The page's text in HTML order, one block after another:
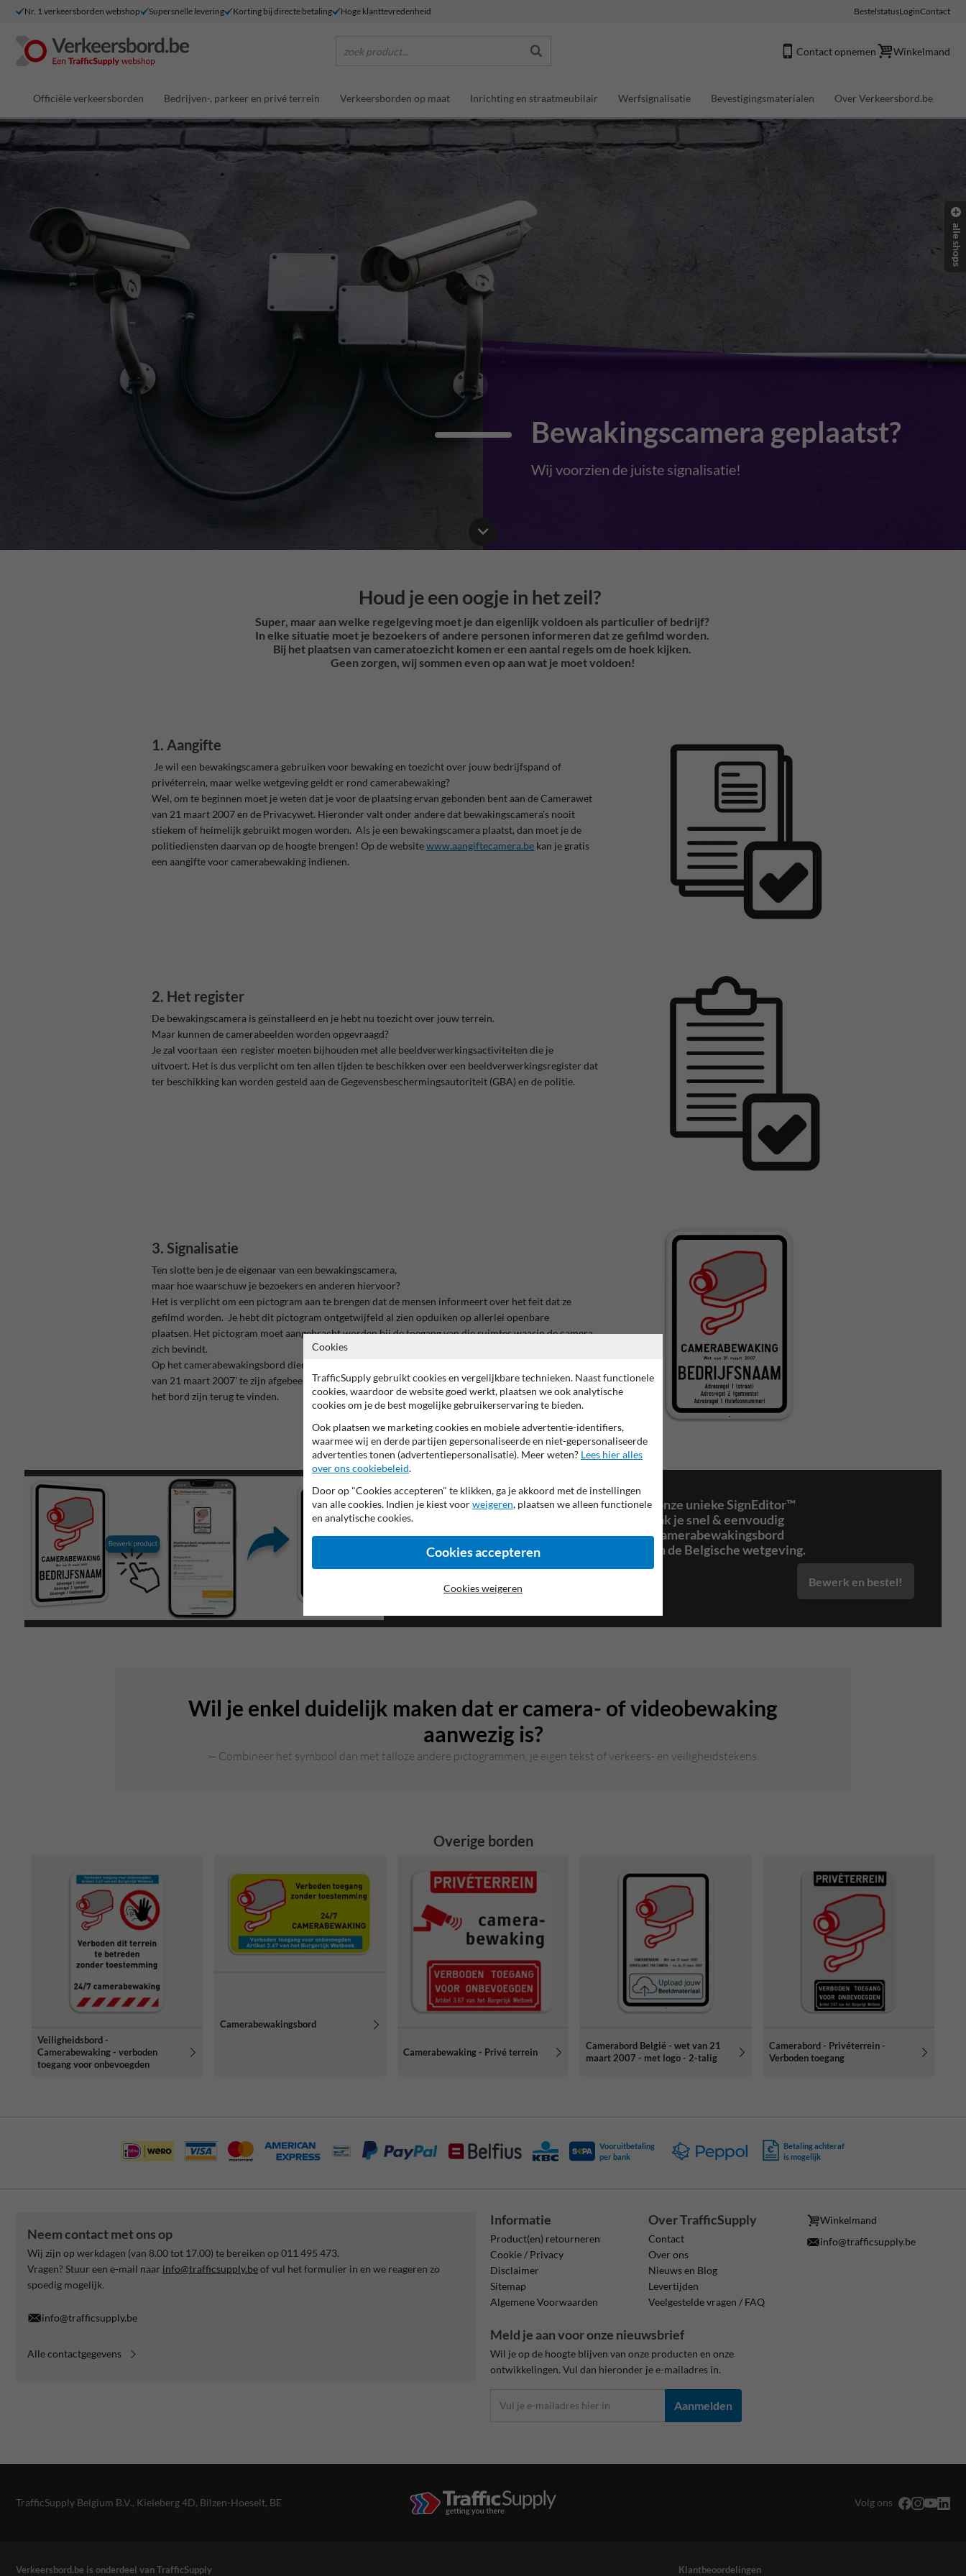
Nr. 1 verkeersborden webshop Supersnelle levering Korting bij directe betaling Hoge klanttevredenheid BestelstatusLoginContact
zoek product... Contact opnemen Winkelmand
Officiële verkeersborden Bedrijven-, parkeer en privé terrein Verkeersborden op maat Inrichting en straatmeubilair Werfsignalisatie Bevestigingsmaterialen Over Verkeersbord.be
Bewakingscamera geplaatst?
Wij voorzien de juiste signalisatie!
Houd je een oogje in het zeil?
Super, maar aan welke regelgeving moet je dan eigenlijk voldoen als particulier of bedrijf?
In elke situatie moet je bezoekers of andere personen informeren dat ze gefilmd worden.
Bij het plaatsen van cameratoezicht komen er een aantal regels om de hoek kijken.
Geen zorgen, wij sommen even op aan wat je moet voldoen!
1. Aangifte
Je wil een bewakingscamera gebruiken voor bewaking en toezicht over jouw bedrijfspand of
privéterrein, maar welke wetgeving geldt er rond camerabewaking?
Wel, om te beginnen moet je weten dat jevoor de plaatsing ervan gebonden bent aan de Camerawet
van 21 maart 2007 en de Privacywet. Hieronder valt onder andere dat bewakingscamera’s nooit
stiekem of heimelijk gebruikt mogen worden.Als je een bewakingscamera plaatst, dan moet je de
politiediensten daarvan op de hoogte brengen! Op de websitewww.aangiftecamera.be kan je gratis
een aangifte voor camerabewaking indienen.
2. Het register
De bewakingscamera is geïnstalleerd en je hebt nu toezicht over jouw terrein.
Maar kunnen de camerabeelden worden opgevraagd?
Je zal voortaan een register moeten bijhouden met alle beeldverwerkingsactiviteiten die je
uitvoert. Het is dus verplicht om ten allen tijden te beschikken over een beeldverwerkingsregister dat
ter beschikking kan worden gesteld aan de Gegevensbeschermingsautoriteit (GBA) en de politie.
3. Signalisatie
Ten slotte ben je de eigenaar van een bewakingscamera,
maar hoe waarschuw je bezoekers en anderen hiervoor?
Het is verplicht om een pictogram aan te brengen dat de mensen informeert over het feit dat ze
gefilmd worden. Je hebt dit pictogram ontgetwijfeld al zien opduiken op allerlei openbare
plaatsen. Het pictogram moet aangebracht worden bij de toegang van die ruimtes waarin de camera
zich bevindt.
Op het camerabewakingsbord dient ten minste het cameralogo en de tekst 'Camerabewaking, Wet
van 21 maart 2007' te zijn afgebeeld. Ook moeten de contactgegevens van de verantwoordelijke op
het bord zijn terug te vinden.
Met onze unieke SignEditor™
maak je snel & eenvoudig
je camerabewakingsbord
conform de Belgische wetgeving.
Bewerk en bestel!
Wil je enkel duidelijk maken dat er camera- of videobewaking
aanwezig is?
Combineer het symbool dan met talloze andere pictogrammen, je eigen tekst of verkeers- en veiligheidstekens.
Overige borden
Veiligheidsbord -
Camerabewaking - verboden
toegang voor onbevoegden
Camerabewakingsbord
Camerabewaking - Privé terrein
Camerabord België - wet van 21
maart 2007 - met logo - 2-talig
Camerabord - Privéterrein -
Verboden toegang
Vooruitbetaling
per bank
Betaling achteraf
is mogelijk
Neem contact met ons op
Wij zijn op werkdagen (van 8.00 tot 17.00) te bereiken op 011 495 473.
Vragen? Stuur een e-mail naar info@trafficsupply.beof vul het formulier in en we reageren zo
spoedig mogelijk.
info@trafficsupply.be
Alle contactgegevens
Informatie
Product(en) retourneren
Cookie / Privacy
Disclaimer
Sitemap
Algemene Voorwaarden
Over TrafficSupply
Contact
Over ons
Nieuws en Blog
Levertijden
Veelgestelde vragen / FAQ
Winkelmand
info@trafficsupply.be
Meld je aan voor onze nieuwsbrief
Wil je op de hoogte blijven van onze producten en onze
ontwikkelingen. Vul dan hieronder je e-mailadres in.
Aanmelden
TrafficSupply Belgium B.V., Kieleberg 4D, Bilzen-Hoeselt, BE Volg ons
Verkeersbord.be is onderdeel van TrafficSupply Klantbeoordelingen
alle shops
Cookies
TrafficSupply gebruikt cookies en vergelijkbare technieken. Naast functionele
cookies, waardoor de website goed werkt, plaatsen we ook analytische
cookies om je de best mogelijke gebruikerservaring te bieden.
Ook plaatsen we marketing cookies en mobiele advertentie-identifiers,
waarmee wij en derde partijen gepersonaliseerde en niet-gepersonaliseerde
advertenties tonen (advertentiepersonalisatie). Meer weten? Lees hier alles
over ons cookiebeleid.
Door op "Cookies accepteren" te klikken, ga je akkoord met de instellingen
van alle cookies. Indien je kiest voorweigeren, plaatsen we alleen functionele
en analytische cookies.
Cookies accepteren
Cookies weigeren